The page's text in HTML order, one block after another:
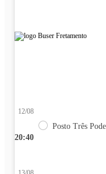
20:40
12/08
Posto Três